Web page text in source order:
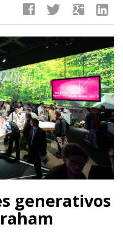
facebook twitter google linkedin
generativos